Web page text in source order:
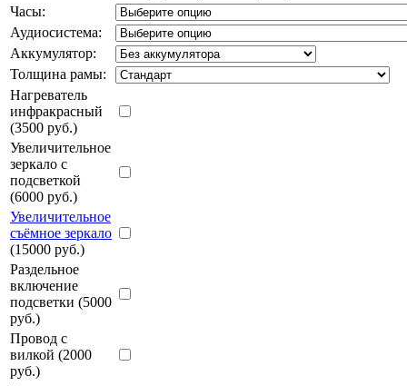
Часы:
Аудиосистема:
Аккумулятор:
Толщина рамы:
Нагреватель
инфракрасный
(3500 руб.)
Увеличительное
зеркало с
подсветкой
(6000 руб.)
Увеличительное
съёмное зеркало
(15000 руб.)
Раздельное
включение
подсветки (5000
руб.)
Провод с
вилкой (2000
руб.)